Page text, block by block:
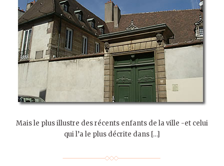
Mais le plus illustre des récents enfants de la ville -et celui
qui l’a le plus décrite dans […]